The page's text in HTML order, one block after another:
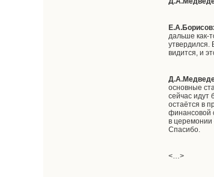
Е.А.Борисов:
дальше как-
утвердился.
видится, и
основные
сейчас идут
остаётся в
финансовой
в церемонии
Спасибо.
<…>